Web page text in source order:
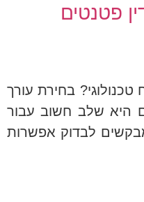
פטנטים
טכנולוגי? בחירת עורך
היא שלב חשוב עבור
לבדוק אפשרות